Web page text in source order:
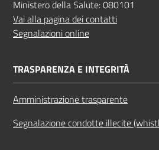
Ministero della Salute: 080101
Vai alla pagina dei contatti
Segnalazioni online
TRASPARENZA E INTEGRITÀ
Amministrazione trasparente
Segnalazione condotte illecite